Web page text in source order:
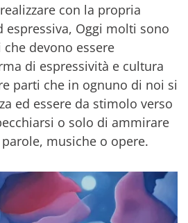
con la propria
espressiva, Oggi molti sono
devono essere
di espressività e cultura
parti che in ognuno di noi si
ed essere da stimolo verso
o solo di ammirare
musiche o opere.